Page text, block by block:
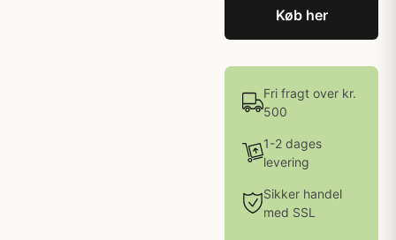
Køb her
Fri fragt over kr.
500
1-2 dages
levering
Sikker handel
med SSL